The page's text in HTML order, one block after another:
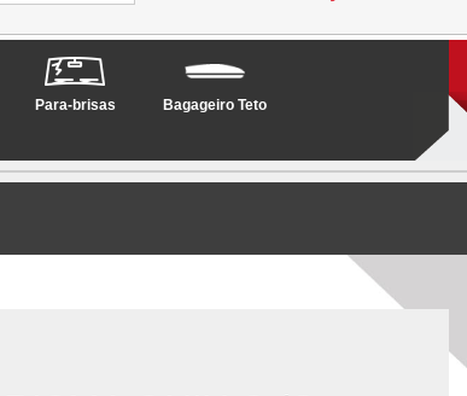
Para-brisas Bagageiro Teto